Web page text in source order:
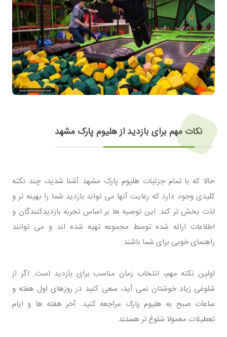
نکات مهم برای بازدید از هلیوم پارک مشهد
حالا که با تمام جزئیات هلیوم پارک مشهد آشنا شدید، چند نکته
کلیدی وجود دارد که رعایت آنها می تواند بازدید شما را بهینه تر و
لذت بخش تر کند. این توصیه ها بر اساس تجربه بازدیدکنندگان و
اطلاعات ارائه شده توسط مجموعه تهیه شده اند و می توانند
راهنمای خوبی برای شما باشند.
اولین نکته مهم، انتخاب زمان مناسب برای بازدید است. اگر از
شلوغی زیاد خوشتان نمی آید، سعی کنید در روزهای اول هفته و
ساعات صبح به هلیوم پارک مراجعه کنید. آخر هفته ها و ایام
تعطیلات معمولا شلوغ تر هستند.